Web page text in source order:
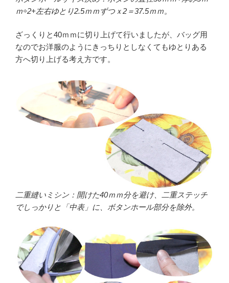
ｍ÷2+左右ゆとり2.5ｍｍずつｘ2＝37.5ｍｍ。
ざっくりと40ｍｍに切り上げて行いましたが、バッグ用
なのでお洋服のようにきっちりとしなくてもゆとりある
方へ切り上げる考え方です。
二重縫いミシン：開けた40ｍｍ分を避け、二重ステッチ
でしっかりと「中表」に、ボタンホール部分を除外。